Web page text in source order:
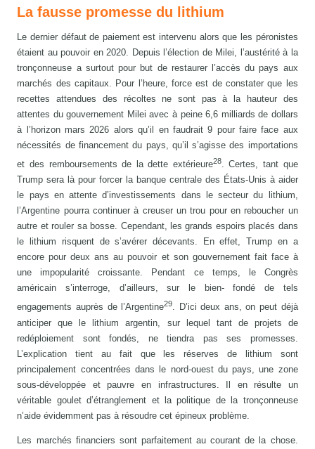
La fausse promesse du lithium
Le dernier défaut de paiement est intervenu alors que les péronistes
étaient au pouvoir en 2020. Depuis l’élection de Milei, l’austérité à la
tronçonneuse a surtout pour but de restaurer l’accès du pays aux
marchés des capitaux. Pour l’heure, force est de constater que les
recettes attendues des récoltes ne sont pas à la hauteur des
attentes du gouvernement Milei avec à peine 6,6 milliards de dollars
à l’horizon mars 2026 alors qu’il en faudrait 9 pour faire face aux
nécessités de financement du pays, qu’il s’agisse des importations
et des remboursements de la dette extérieure28. Certes, tant que
Trump sera là pour forcer la banque centrale des États-Unis à aider
le pays en attente d’investissements dans le secteur du lithium,
l’Argentine pourra continuer à creuser un trou pour en reboucher un
autre et rouler sa bosse. Cependant, les grands espoirs placés dans
le lithium risquent de s’avérer décevants. En effet, Trump en a
encore pour deux ans au pouvoir et son gouvernement fait face à
une impopularité croissante. Pendant ce temps, le Congrès
américain s’interroge, d’ailleurs, sur le bien- fondé de tels
engagements auprès de l’Argentine29. D’ici deux ans, on peut déjà
anticiper que le lithium argentin, sur lequel tant de projets de
redéploiement sont fondés, ne tiendra pas ses promesses.
L’explication tient au fait que les réserves de lithium sont
principalement concentrées dans le nord-ouest du pays, une zone
sous-développée et pauvre en infrastructures. Il en résulte un
véritable goulet d’étranglement et la politique de la tronçonneuse
n’aide évidemment pas à résoudre cet épineux problème.
Les marchés financiers sont parfaitement au courant de la chose.